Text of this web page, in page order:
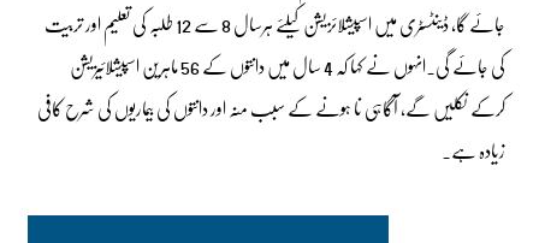
جائے گا، ڈینٹسٹری میں اسپیشلائزیشن کیلئے ہرسال 8 سے 12 طلبہ کی تعلیم اور تربیت
کی جائے گی۔انہوں نے کہا کہ 4 سال میں دانتوں کے 56 ماہرین اسپیشلائیزیشن
کرکے نکلیں گے، آگاہی نا ہونے کے سبب منہ اور دانتوں کی بیماریوں کی شرح کافی
زیادہ ہے۔